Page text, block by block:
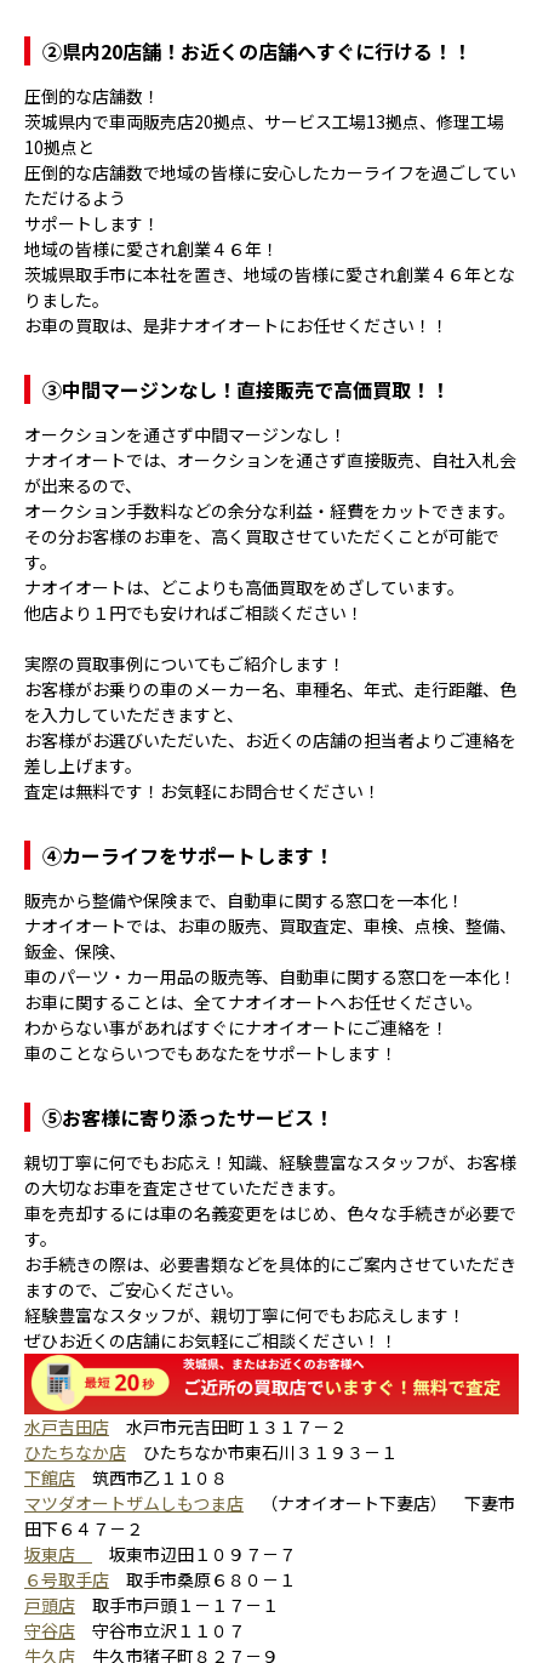
②県内20店舗！お近くの店舗へすぐに行ける！！
圧倒的な店舗数！
茨城県内で車両販売店20拠点、サービス工場13拠点、修理工場
10拠点と
圧倒的な店舗数で地域の皆様に安心したカーライフを過ごしてい
ただけるよう
サポートします！
地域の皆様に愛され創業４６年！
茨城県取手市に本社を置き、地域の皆様に愛され創業４６年とな
りました。
お車の買取は、是非ナオイオートにお任せください！！
③中間マージンなし！直接販売で高価買取！！
オークションを通さず中間マージンなし！
ナオイオートでは、オークションを通さず直接販売、自社入札会
が出来るので、
オークション手数料などの余分な利益・経費をカットできます。
その分お客様のお車を、高く買取させていただくことが可能で
す。
ナオイオートは、どこよりも高価買取をめざしています。
他店より１円でも安ければご相談ください！
実際の買取事例についてもご紹介します！
お客様がお乗りの車のメーカー名、車種名、年式、走行距離、色
を入力していただきますと、
お客様がお選びいただいた、お近くの店舗の担当者よりご連絡を
差し上げます。
査定は無料です！お気軽にお問合せください！
④カーライフをサポートします！
販売から整備や保険まで、自動車に関する窓口を一本化！
ナオイオートでは、お車の販売、買取査定、車検、点検、整備、
鈑金、保険、
車のパーツ・カー用品の販売等、自動車に関する窓口を一本化！
お車に関することは、全てナオイオートへお任せください。
わからない事があればすぐにナオイオートにご連絡を！
車のことならいつでもあなたをサポートします！
⑤お客様に寄り添ったサービス！
親切丁寧に何でもお応え！知識、経験豊富なスタッフが、お客様
の大切なお車を査定させていただきます。
車を売却するには車の名義変更をはじめ、色々な手続きが必要で
す。
お手続きの際は、必要書類などを具体的にご案内させていただき
ますので、ご安心ください。
経験豊富なスタッフが、親切丁寧に何でもお応えします！
ぜひお近くの店舗にお気軽にご相談ください！！
水戸吉田店 水戸市元吉田町１３１７－２
ひたちなか店 ひたちなか市東石川３１９３－１
下館店 筑西市乙１１０８
マツダオートザムしもつま店 （ナオイオート下妻店） 下妻市
田下６４７－２
坂東店
坂東市辺田１０９７－７
６号取手店 取手市桑原６８０－１
戸頭店 取手市戸頭１－１７－１
守谷店 守谷市立沢１１０７
牛久店 牛久市猪子町８２７－９